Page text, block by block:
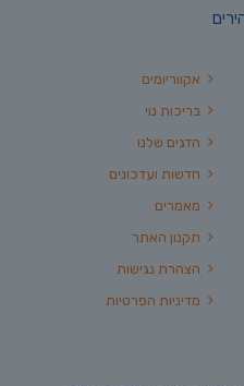
אקווריומים
בריכות נוי
הדגים שלנו
חדשות ועדכונים
מאמרים
תקנון האתר
הצהרת נגישות
מדיניות הפרטיות